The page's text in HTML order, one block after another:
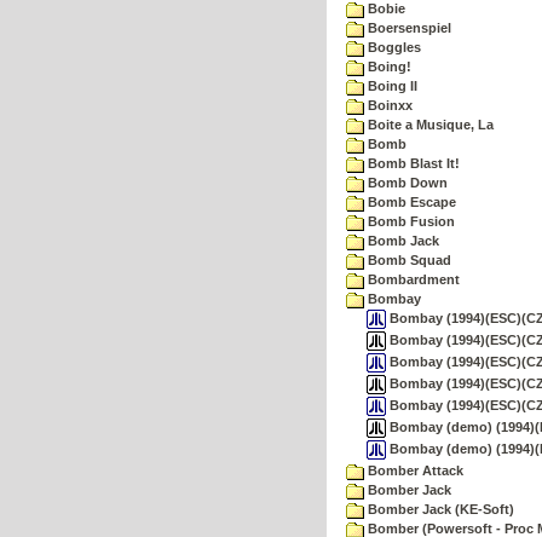
Bobie
Boersenspiel
Boggles
Boing!
Boing II
Boinxx
Boite a Musique, La
Bomb
Bomb Blast It!
Bomb Down
Bomb Escape
Bomb Fusion
Bomb Jack
Bomb Squad
Bombardment
Bombay
Bombay
Bombay
Bombay
Bombay
Bombay
Bombay (demo)
Bombay (demo)
Bomber Attack
Bomber Jack
Bomber Jack (KE-Soft)
Bomber (Powersoft - Proc